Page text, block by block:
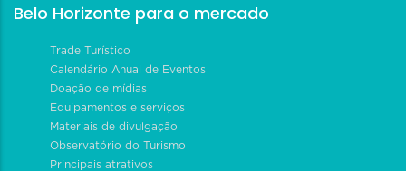
Belo Horizonte para o mercado
Trade Turístico
Calendário Anual de Eventos
Doação de mídias
Equipamentos e serviços
Materiais de divulgação
Observatório do Turismo
Principais atrativos